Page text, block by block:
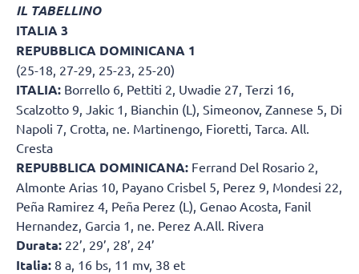
IL TABELLINO
ITALIA 3
REPUBBLICA DOMINICANA 1
(25-18, 27-29, 25-23, 25-20)
ITALIA: Borrello 6, Pettiti 2, Uwadie 27, Terzi 16,
Scalzotto 9, Jakic 1, Bianchin (L), Simeonov, Zannese 5, Di
Napoli 7, Crotta, ne. Martinengo, Fioretti, Tarca. All.
Cresta
REPUBBLICA DOMINICANA: Ferrand Del Rosario 2,
Almonte Arias 10, Payano Crisbel 5, Perez 9, Mondesi 22,
Peña Ramirez 4, Peña Perez (L), Genao Acosta, Fanil
Hernandez, Garcia 1, ne. Perez A.All. Rivera
Durata: 22’, 29’, 28’, 24’
Italia: 8 a, 16 bs, 11 mv, 38 et